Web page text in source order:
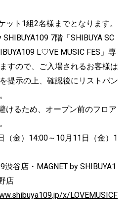
ト1組2名様までとなります。
7階「SHIBUYA SC
L♡VE MUSIC FES」専
すので、ご入場されるお客様は
提示の上、確認後にリストバン
けるため、オープン前のフロア
（金）14:00～10月11日（金）1
渋谷店・MAGNET by SHIBUYA1
店
x/LOVEMUSICF